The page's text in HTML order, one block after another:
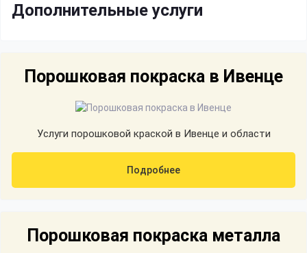
Дополнительные услуги
Порошковая покраска в Ивенце
Услуги порошковой краской в Ивенце и области
Подробнее
Порошковая покраска металла